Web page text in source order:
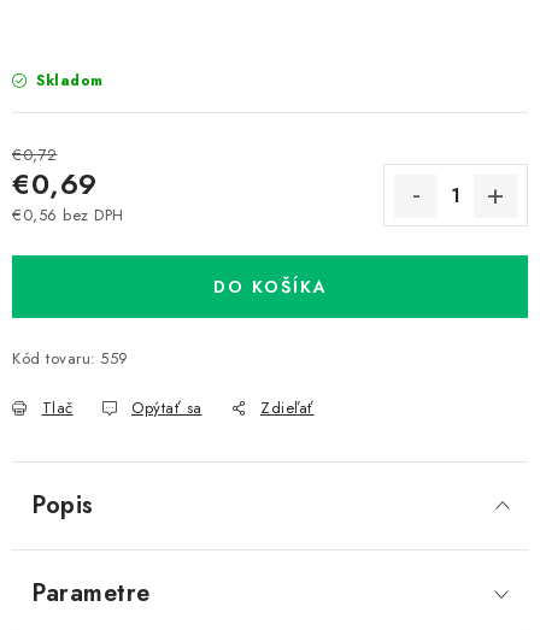
Skladom
€0,72
€0,69
€0,56 bez DPH
DO KOŠÍKA
Kód tovaru: 559
Tlač Opýtať sa Zdieľať
Popis
Parametre